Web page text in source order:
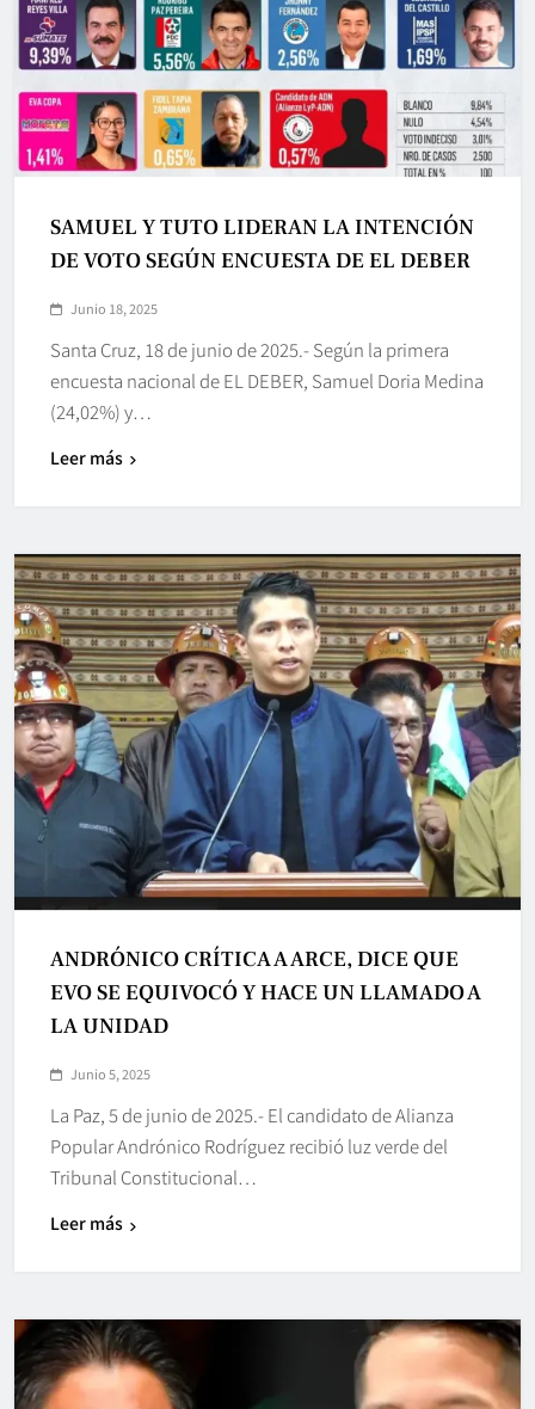
SAMUEL Y TUTO LIDERAN LA INTENCIÓN
DE VOTO SEGÚN ENCUESTA DE EL DEBER
Junio 18, 2025
Santa Cruz, 18 de junio de 2025.- Según la primera
encuesta nacional de EL DEBER, Samuel Doria Medina
(24,02%) y…
Leer más
ANDRÓNICO CRÍTICA A ARCE, DICE QUE
EVO SE EQUIVOCÓ Y HACE UN LLAMADO A
LA UNIDAD
Junio 5, 2025
La Paz, 5 de junio de 2025.- El candidato de Alianza
Popular Andrónico Rodríguez recibió luz verde del
Tribunal Constitucional…
Leer más